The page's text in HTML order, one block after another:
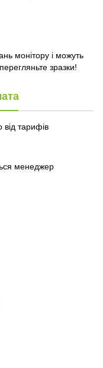
монітору і можуть
зразки!
тарифів
менеджер